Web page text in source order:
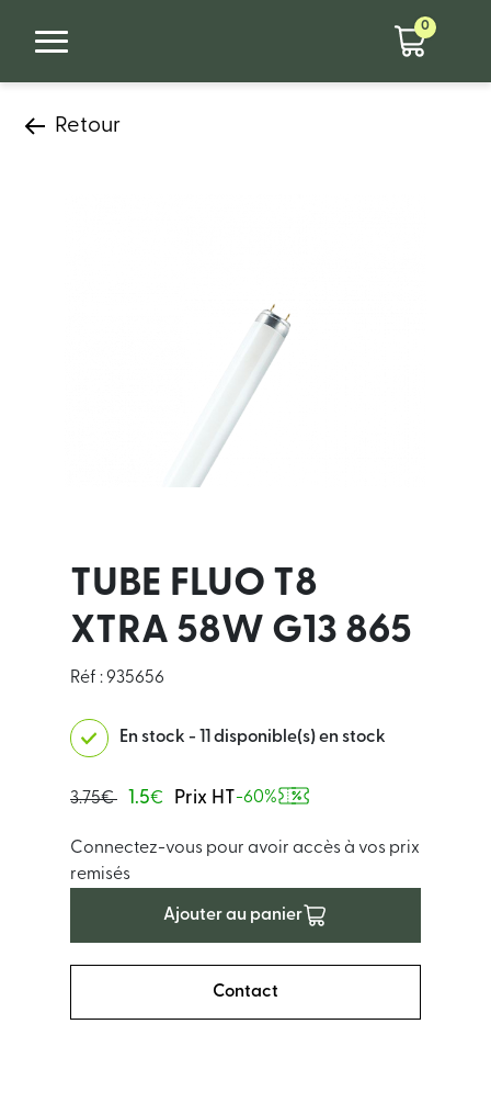
0
Retour
TUBE FLUO T8
XTRA 58W G13 865
Réf : 935656
En stock - 11 disponible(s) en stock
3.75€ 1.5€ Prix HT-60%
Connectez-vous pour avoir accès à vos prix
remisés
Ajouter au panier
Contact